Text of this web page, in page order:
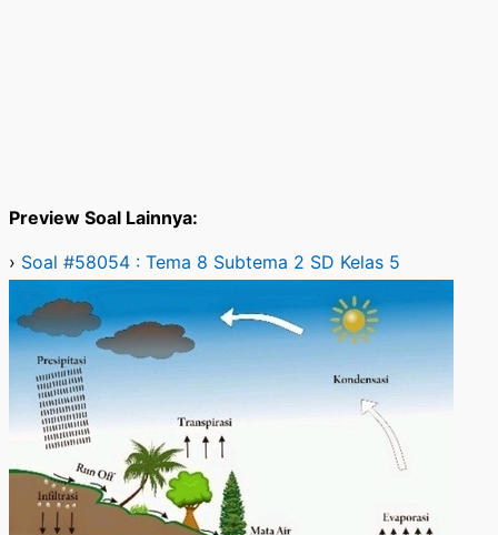
Preview Soal Lainnya:
› Soal #58054 : Tema 8 Subtema 2 SD Kelas 5